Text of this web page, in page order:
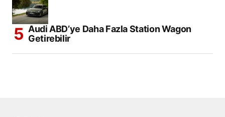
Audi ABD’ye Daha Fazla Station Wagon
Getirebilir